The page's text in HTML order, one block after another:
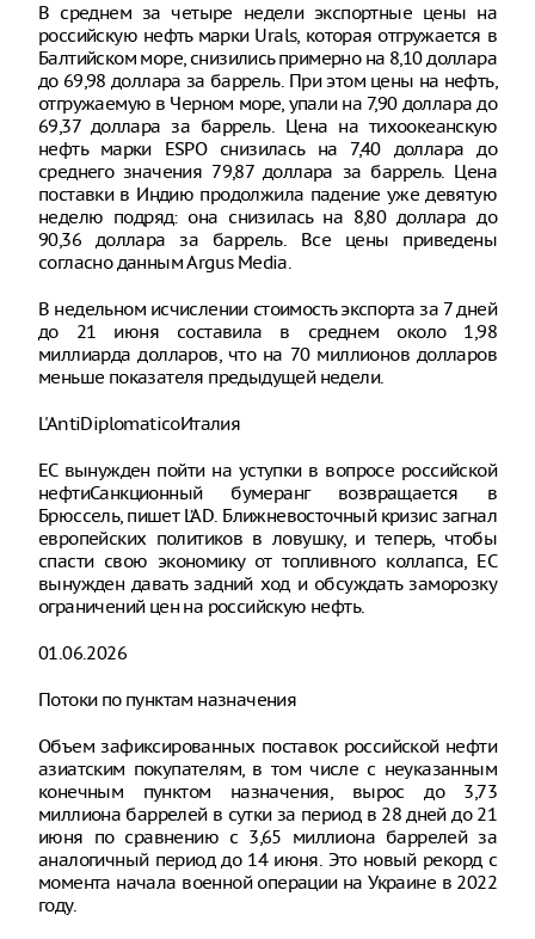
В среднем за четыре недели экспортные цены на
российскую нефть марки Urals, которая отгружается в
Балтийском море, снизились примерно на 8,10 доллара
до 69,98 доллара за баррель. При этом цены на нефть,
отгружаемую в Черном море, упали на 7,90 доллара до
69,37 доллара за баррель. Цена на тихоокеанскую
нефть марки ESPO снизилась на 7,40 доллара до
среднего значения 79,87 доллара за баррель. Цена
поставки в Индию продолжила падение уже девятую
неделю подряд: она снизилась на 8,80 доллара до
90,36 доллара за баррель. Все цены приведены
согласно данным Argus Media.
В недельном исчислении стоимость экспорта за 7 дней
до 21 июня составила в среднем около 1,98
миллиарда долларов, что на 70 миллионов долларов
меньше показателя предыдущей недели.
L'AntiDiplomaticoИталия
ЕС вынужден пойти на уступки в вопросе российской
нефтиСанкционный бумеранг возвращается в
Брюссель, пишет L’AD. Ближневосточный кризис загнал
европейских политиков в ловушку, и теперь, чтобы
спасти свою экономику от топливного коллапса, ЕС
вынужден давать задний ход и обсуждать заморозку
ограничений цен на российскую нефть.
01.06.2026
Потоки по пунктам назначения
Объем зафиксированных поставок российской нефти
азиатским покупателям, в том числе с неуказанным
конечным пунктом назначения, вырос до 3,73
миллиона баррелей в сутки за период в 28 дней до 21
июня по сравнению с 3,65 миллиона баррелей за
аналогичный период до 14 июня. Это новый рекорд с
момента начала военной операции на Украине в 2022
году.